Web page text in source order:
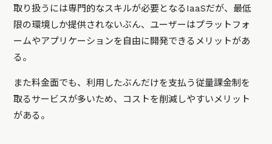
取り扱うには専門的なスキルが必要となるIaaSだが、最低
限の環境しか提供されないぶん、ユーザーはプラットフォ
ームやアプリケーションを自由に開発できるメリットがあ
る。
また料金面でも、利用したぶんだけを支払う従量課金制を
取るサービスが多いため、コストを削減しやすいメリット
がある。